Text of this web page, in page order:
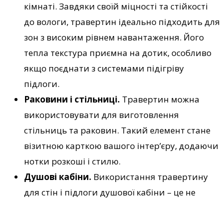
кімнаті. Завдяки своїй міцності та стійкості
до вологи, травертин ідеально підходить для
зон з високим рівнем навантаження. Його
тепла текстура приємна на дотик, особливо
якщо поєднати з системами підігріву
підлоги.
Раковини і стільниці. Травертин можна
використовувати для виготовлення
стільниць та раковин. Такий елемент стане
візитною карткою вашого інтер’єру, додаючи
нотки розкоші і стилю.
Душові кабіни. Використання травертину
для стін і підлоги душової кабіни – це не